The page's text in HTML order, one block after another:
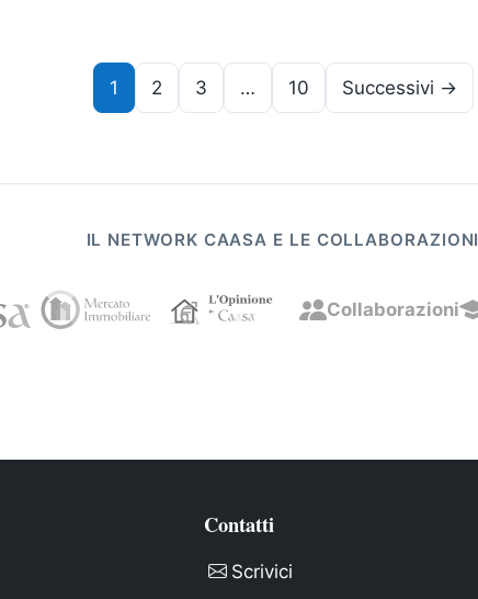
1 2 3 … 10 Successivi →
IL NETWORK CAASA E LE COLLABORAZIONI
Collaborazioni
Contatti
Scrivici